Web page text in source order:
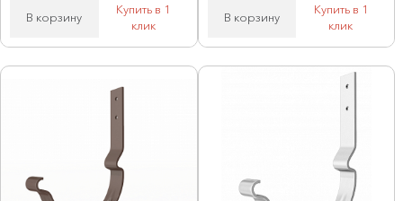
В корзину
Купить в 1
клик
В корзину
Купить в 1
клик